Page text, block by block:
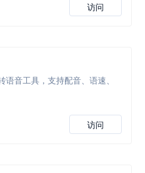
访问
语音工具，支持配音、语速、
访问